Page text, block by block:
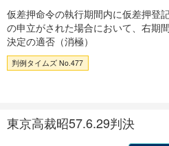
仮差押命令の執行期間内に仮差押登
の申立がされた場合において、右期
決定の適否（消極）
判例タイムズ No.477
東京高裁昭57.6.29判決